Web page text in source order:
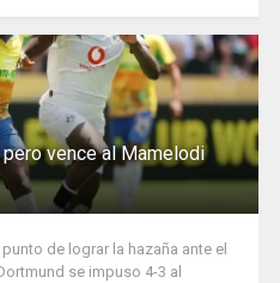
vence al Mamelodi
de lograr la hazaña ante el
se impuso 4-3 al